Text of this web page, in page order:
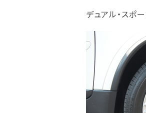
デュアル・スポ